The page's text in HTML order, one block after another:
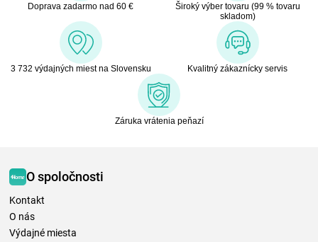
Doprava zadarmo nad 60 €
Široký výber tovaru (99 % tovaru
skladom)
3 732 výdajných miest na Slovensku Kvalitný zákaznícky servis
Záruka vrátenia peňazí
O spoločnosti
Kontakt
O nás
Výdajné miesta